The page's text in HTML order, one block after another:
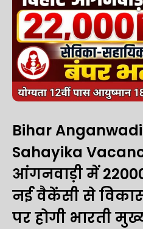
Bihar
Sahayika
आंगनवाड़ी में
नई वैकेंसी से
पर होगी भारती